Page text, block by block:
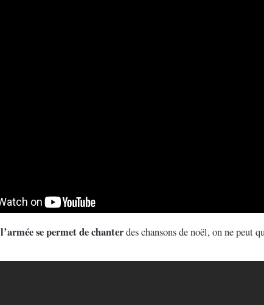
l’armée se permet de chanterdes chansons de noël, on ne peut